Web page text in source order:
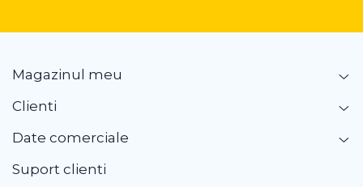
Magazinul meu
Clienti
Date comerciale
Suport clienti